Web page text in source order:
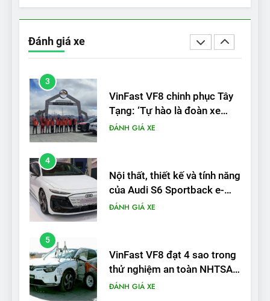
Đánh giá xe
‘Wuling Bingo ồn, không có
trạm sạc, nhưng vẫn bán
3
VinFast VF8 chinh phục Tây
Tạng: ‘Tự hào là đoàn xe
điện Việt Nam đầu tiên lăn
ĐÁNH GIÁ XE
4
Nội thất, thiết kế và tính năng
của Audi S6 Sportback e-
tron
ĐÁNH GIÁ XE
5
VinFast VF8 đạt 4 sao trong
thử nghiệm an toàn NHTSA
tại Mỹ
ĐÁNH GIÁ XE